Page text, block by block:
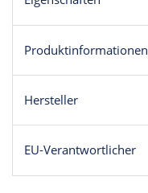
Produktinformationen
Hersteller
EU-Verantwortlicher